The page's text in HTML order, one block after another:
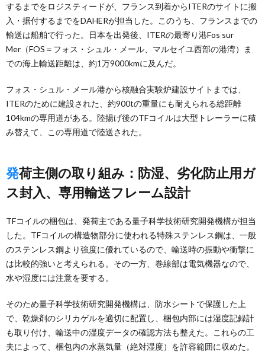
するまでをロジスティードが、フランス到着からITERのサイトに搬
入・据付するまでをDAHERが担当した。このうち、フランスまでの
輸送は船舶で行った。日本を出発後、ITERの最寄り港Fos sur
Mer（FOS＝フォス・シュル・メール、マルセイユ西部の港湾）ま
での海上輸送距離は、約1万9000kmに及んだ。
フォス・シュル・メール港から核融合実験炉建設サイトまでは、
ITERのために建設された、約900tの重量にも耐えられる総距離
104kmの専用道がある。陸揚げ後のTFコイルは大型トレーラーに積
み替えて、この専用道で陸送された。
発荷主側の取り組み：防湿、劣化防止用ガ
ス封入、専用輸送フレーム設計
TFコイルの梱包は、発荷主である量子科学技術研究開発機構が担当
した。TFコイルの構造物部分に使われる特殊ステンレス鋼は、一般
のステンレス鋼より強度に優れているので、輸送時の振動や衝撃に
は比較的強いと考えられる。その一方、巻線部は電気機器なので、
水や湿度には注意を要する。
そのため量子科学技術研究開発機構は、防水シートで保護した上
で、乾燥剤のシリカゲルを適切に配置し、梱包内部には湿度記録計
も取り付け、輸送中の湿度データの確認方法も整えた。これらの工
夫によって、梱包内の水蒸気量（絶対湿度）を許容範囲に収めた。